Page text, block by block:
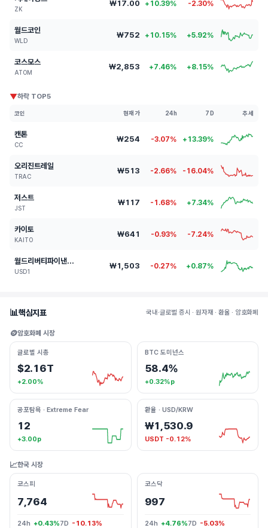
ZK
₩17.00 +10.39% -2.30%
월드코인
WLD
₩752 +10.15% +5.92%
코스모스
ATOM
₩2,853 +7.46% +8.15%
▼하락 TOP5
코인 현재가 24h 7D 추세
캔톤
CC
₩254 -3.07% +13.39%
오리진트레일
TRAC
₩513 -2.66% -16.04%
저스트
JST
₩117 -1.68% +7.34%
카이토
KAITO
₩641 -0.93% -7.24%
월드리버티파이낸셜유에스디
USD1
₩1,503 -0.27% +0.87%
📊핵심지표 국내·글로벌 증시 · 원자재 · 환율 · 암호화폐
🪙암호화폐 시장
글로벌 시총
$2.16T
+2.00%
BTC 도미넌스
58.4%
+0.32%p
공포탐욕 · Extreme Fear
12
+3.00p
환율 · USD/KRW
₩1,530.9
USDT -0.12%
📈한국 시장
코스피
7,764
24h +0.43%7D -10.13%
코스닥
997
24h +4.76%7D -5.03%